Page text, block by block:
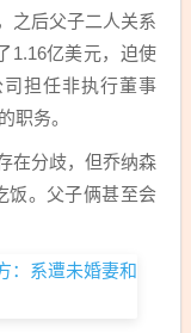
之后父子二人关系
1.16亿美元，迫使
担任非执行董事
职务。
在分歧，但乔纳森
饭。父子俩甚至会